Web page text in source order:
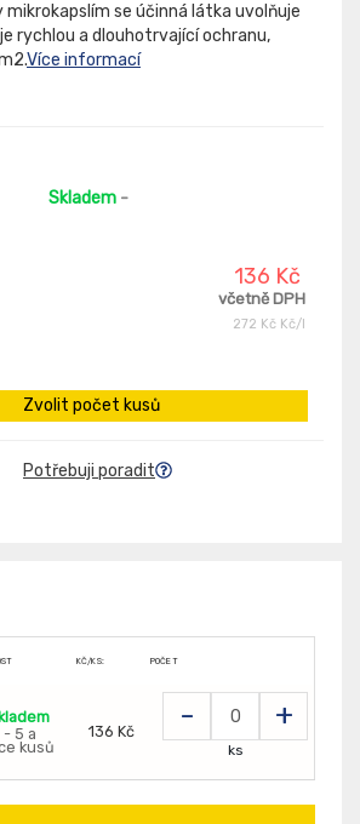
mikrokapslím se účinná látka uvolňuje
rychlou a dlouhotrvající ochranu,
Více informací
Skladem -
136 Kč
včetně DPH
272 Kč Kč/l
Zvolit počet kusů
Potřebuji poradit
KČ/KS: POČET
- 5 a
kusů
136 Kč - +
ks